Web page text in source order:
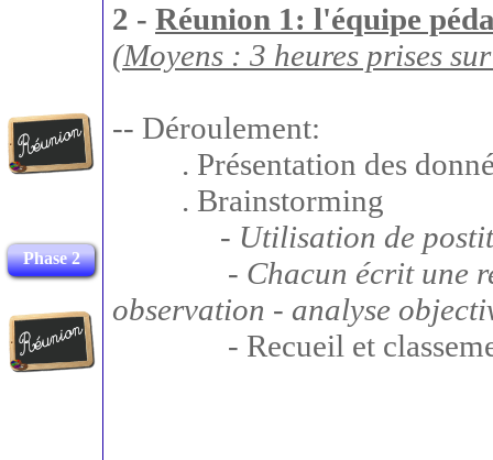
Phase 2
2 - Réunion 1: l'équipe
(Moyens : 3 heures prises
-- Déroulement:
. Présentation des
. Brainstorming
- Utilisation de
- Chacun écrit une
observation - analyse
- Recueil et